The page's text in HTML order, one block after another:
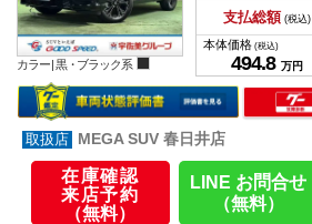
カラー |黒・ブラック系
支払総額 (税込)
本体価格 (税込)
494.8 万円
MEGA SUV 春日井店
在庫確認
来店予約
（無料）
LINE お問合せ
（無料）